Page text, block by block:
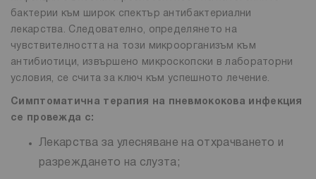
бактерии към широк спектър антибактериални
лекарства. Следователно, определянето на
чувствителността на този микроорганизъм към
антибиотици, извършено микроскопски в лабораторни
условия, се счита за ключ към успешното лечение.
Симптоматична терапия на пневмококова инфекция
се провежда с:
Лекарства за улесняване на отхрачването и
разреждането на слузта;